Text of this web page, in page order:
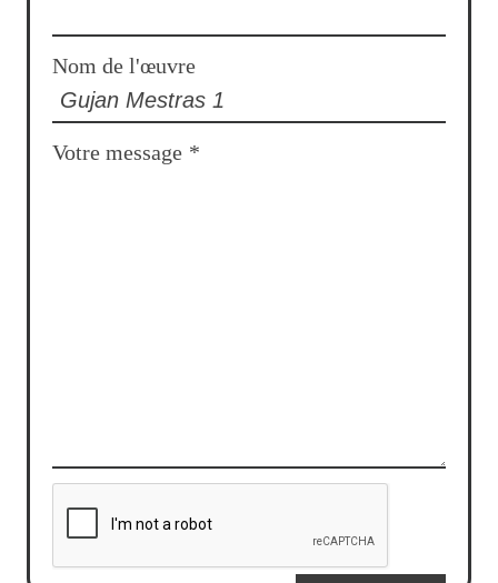
Nom de l'œuvre
Votre message *